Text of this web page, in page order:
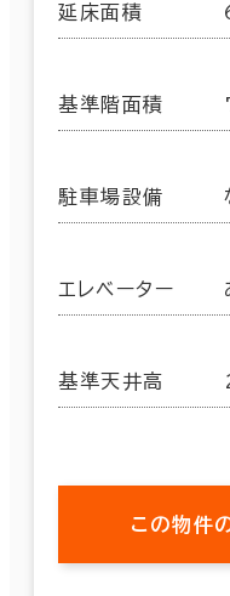
延床面積
基準階面積
駐車場設備
エレベーター
基準天井高
この物件